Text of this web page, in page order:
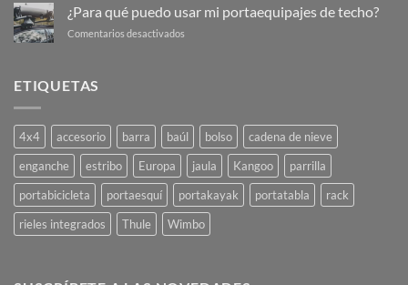
se
¿Para qué puedo usar mi portaequipajes de techo?
Comentarios desactivados
portaequipajes
de
techo?
ETIQUETAS
4x4 accesorio barra baúl bolso
cadena de nieve
enganche
estribo Europa jaula Kangoo
parrilla
portabicicleta
portaesquí portakayak portatabla
rack
rieles integrados
Thule Wimbo